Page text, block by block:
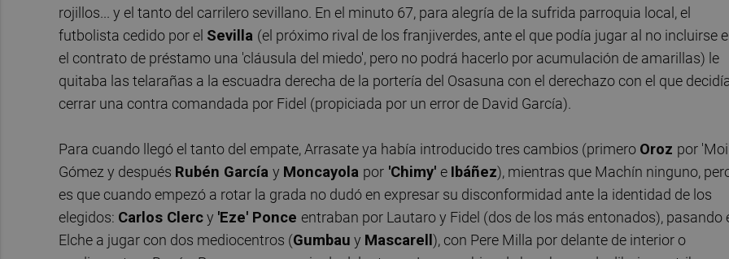
rojillos... y el tanto del carrilero sevillano. En el minuto 67, para alegría de la sufrida parroquia local, el
futbolista cedido por el Sevilla (el próximo rival de los franjiverdes, ante el que podía jugar al no incluirse
el contrato de préstamo una 'cláusula del miedo', pero no podrá hacerlo por acumulación de amarillas) le
quitaba las telarañas a la escuadra derecha de la portería del Osasuna con el derechazo con el que
cerrar una contra comandada por Fidel (propiciada por un error de David García).
Para cuando llegó el tanto del empate, Arrasate ya había introducido tres cambios (primero Oroz por 'Moi'
Gómez y después Rubén García y Moncayola por 'Chimy' e Ibáñez), mientras que Machín ninguno,
es que cuando empezó a rotar la grada no dudó en expresar su disconformidad ante la identidad de los
elegidos: Carlos Clercy 'Eze' Ponce entraban por Lautaro y Fidel (dos de los más entonados), pasando
Elche a jugar con dos mediocentros (Gumbau y Mascarell), con Pere Milla por delante de interior o